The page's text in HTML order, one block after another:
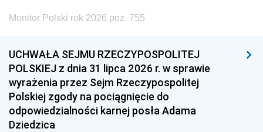
1996 1995 1994
1993 1992 1991
1990 1989
1987 1986 1985
Monitor Polski rok 2026 poz. 755
UCHWAŁA SEJMU RZECZYPOSPOLITEJ
POLSKIEJ z dnia 31 lipca 2026 r. w sprawie
wyrażenia przez Sejm Rzeczypospolitej
Polskiej zgody na pociągnięcie do
odpowiedzialności karnej posła Adama
Dziedzica